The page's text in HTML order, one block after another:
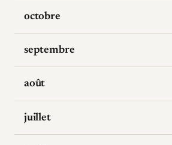
octobre
septembre
août
juillet